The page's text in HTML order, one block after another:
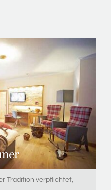
Tradition verpflichtet,